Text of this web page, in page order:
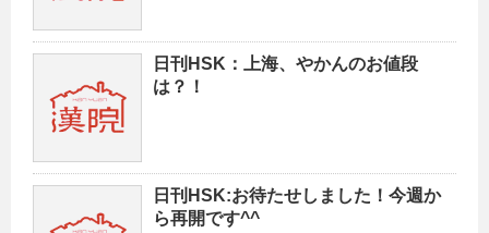
日刊HSK：上海、やかんのお値段
は？！
日刊HSK:お待たせしました！今週か
ら再開です^^